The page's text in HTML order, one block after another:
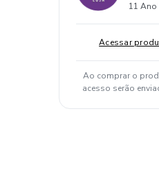
11
Acessar
Ao comprar o
acesso serão